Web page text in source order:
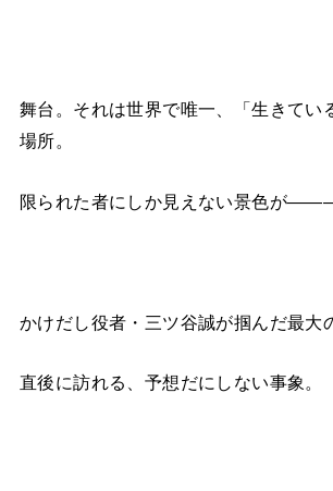
舞台。それは世界で唯一、「生きてい
場所。
限られた者にしか見えない景色が
かけだし役者・三ツ谷誠が掴んだ最大
直後に訪れる、予想だにしない事象。